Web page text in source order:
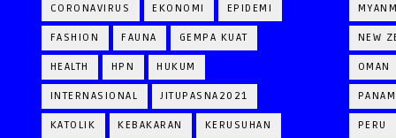
CORONAVIRUS EKONOMI EPIDEMI
FASHION FAUNA GEMPA KUAT
HEALTH HPN HUKUM
INTERNASIONAL JITUPASNA2021
KATOLIK KEBAKARAN KERUSUHAN
NEW
OMAN
PERU